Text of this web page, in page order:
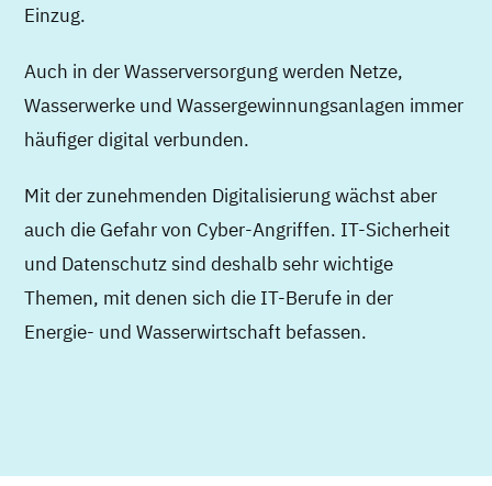
Einzug.
Auch in der Wasserversorgung werden Netze,
Wasserwerke und Wassergewinnungsanlagen immer
häufiger digital verbunden.
Mit der zunehmenden Digitalisierung wächst aber
auch die Gefahr von Cyber-Angriffen. IT-Sicherheit
und Datenschutz sind deshalb sehr wichtige
Themen, mit denen sich die IT-Berufe in der
Energie- und Wasserwirtschaft befassen.